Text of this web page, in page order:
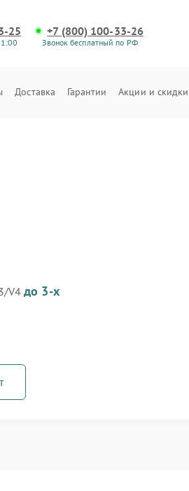
25 +7 (800) 100-33-26
Звонок бесплатный по РФ
Доставка Гарантии Акции и скидки
V4до 3-х